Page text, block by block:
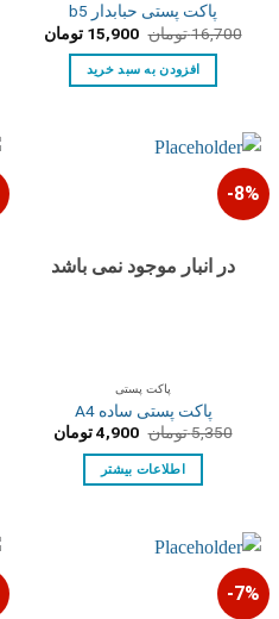
پاکت پستی حبابدار b5
16,700تومان قیمت
اصلی:
16,700 تومان
بود.
15,900 تومانقیمت
فعلی:
افزودن به سبد خرید
8%-
در انبار موجود نمی باشد
پاکت پستی
پاکت پستی ساده A4
5,350تومان قیمت
اصلی:
5,350 تومان
بود.
4,900 تومانقیمت
اطلاعات بیشتر
7%-